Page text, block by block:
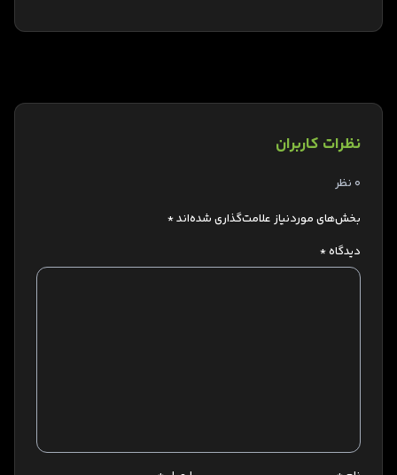
نظرات کاربران
0 نظر
بخش‌های موردنیاز علامت‌گذاری شده‌اند*
دیدگاه*